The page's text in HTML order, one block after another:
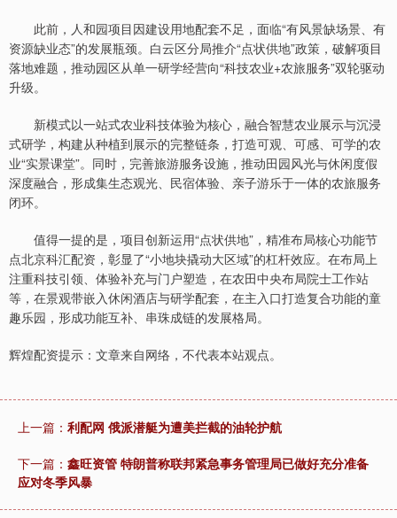
此前，人和园项目因建设用地配套不足，面临“有风景缺场景、有
资源缺业态”的发展瓶颈。白云区分局推介“点状供地”政策，破解项目
落地难题，推动园区从单一研学经营向“科技农业+农旅服务”双轮驱动
升级。
新模式以一站式农业科技体验为核心，融合智慧农业展示与沉浸
式研学，构建从种植到展示的完整链条，打造可观、可感、可学的农
业“实景课堂”。同时，完善旅游服务设施，推动田园风光与休闲度假
深度融合，形成集生态观光、民宿体验、亲子游乐于一体的农旅服务
闭环。
值得一提的是，项目创新运用“点状供地”，精准布局核心功能节
点北京科汇配资，彰显了“小地块撬动大区域”的杠杆效应。在布局上
注重科技引领、体验补充与门户塑造，在农田中央布局院士工作站
等，在景观带嵌入休闲酒店与研学配套，在主入口打造复合功能的童
趣乐园，形成功能互补、串珠成链的发展格局。
辉煌配资提示：文章来自网络，不代表本站观点。
上一篇： 利配网 俄派潜艇为遭美拦截的油轮护航
下一篇： 鑫旺资管 特朗普称联邦紧急事务管理局已做好充分准备
应对冬季风暴